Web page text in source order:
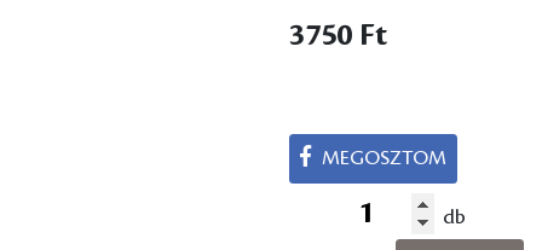
3750 Ft
MEGOSZTOM
db